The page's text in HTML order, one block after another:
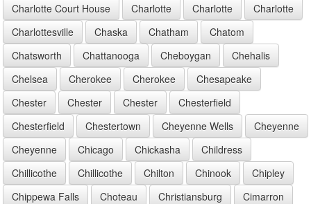
Charlotte Court House
Charlotte Charlotte
Charlotte
Charlottesville
Chaska Chatham
Chatom
Chatsworth
Chattanooga Cheboygan
Chehalis
Chelsea
Cherokee Cherokee
Chesapeake
Chester
Chester Chester
Chesterfield
Chesterfield
Chestertown Cheyenne Wells
Cheyenne
Cheyenne
Chicago Chickasha
Childress
Chillicothe
Chillicothe Chilton Chinook
Chipley
Chippewa Falls
Choteau Christiansburg
Cimarron